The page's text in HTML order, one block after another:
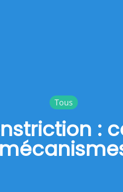
Tous
: